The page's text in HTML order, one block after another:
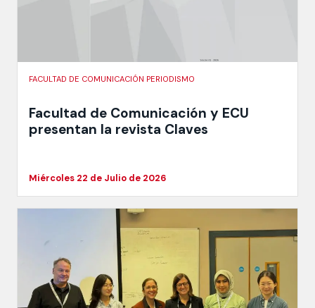
FACULTAD DE COMUNICACIÓN PERIODISMO
Facultad de Comunicación y ECU
presentan la revista Claves
Miércoles 22 de Julio de 2026